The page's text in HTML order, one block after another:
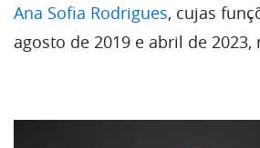
Ana Sofia Rodrigues, cujas
agosto de 2019 e abril de